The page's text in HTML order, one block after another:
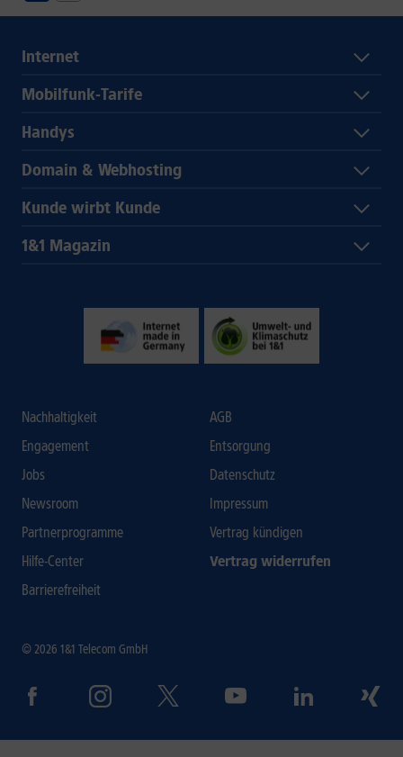
Internet
Mobilfunk-Tarife
Handys
Domain & Webhosting
Kunde wirbt Kunde
1&1 Magazin
Nachhaltigkeit
Engagement
Jobs
Newsroom
Partnerprogramme
Hilfe-Center
Barrierefreiheit
AGB
Entsorgung
Datenschutz
Impressum
Vertrag kündigen
Vertrag widerrufen
© 2026 1&1 Telecom GmbH